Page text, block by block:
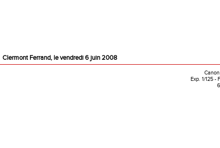
Clermont Ferrand, le vendredi 6 juin 2008
Exp. 1/125 -